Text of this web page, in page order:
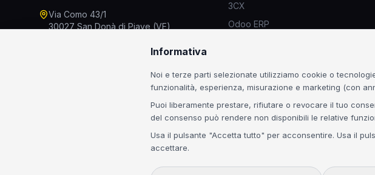
Via Como 43/1
30027 San Donà di Piave (VE)
3CX
Odoo ERP
Informativa
Noi e terze parti selezionate utilizziamo cookie o
funzionalità, esperienza, misurazione e marketing (con
Puoi liberamente prestare, rifiutare o revocare il tuo
del consenso può rendere non disponibili le relative
Usa il pulsante "Accetta tutto" per acconsentire. Usa il
accettare.